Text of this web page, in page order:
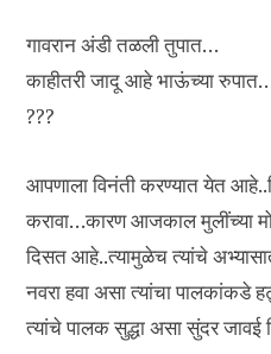
गावरान अंडी तळली तुपात…
काहीतरी जादू आहे भाऊंच्या
???
आपणाला विनंती करण्यात येत
करावा…कारण आजकाल मुलींच्या
दिसत आहे..त्यामुळेच त्यांचे
नवरा हवा असा त्यांचा
त्यांचे पालक सुद्धा असा सुंदर